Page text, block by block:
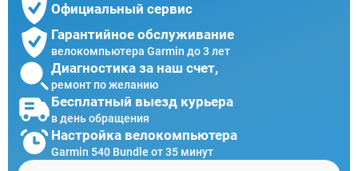
Официальный сервис
Гарантийное обслуживание
велокомпьютера Garmin до 3 лет
Диагностика за наш счет,
ремонт по желанию
Бесплатный выезд курьера
в день обращения
Настройка велокомпьютера
Garmin 540 Bundle от 35 минут